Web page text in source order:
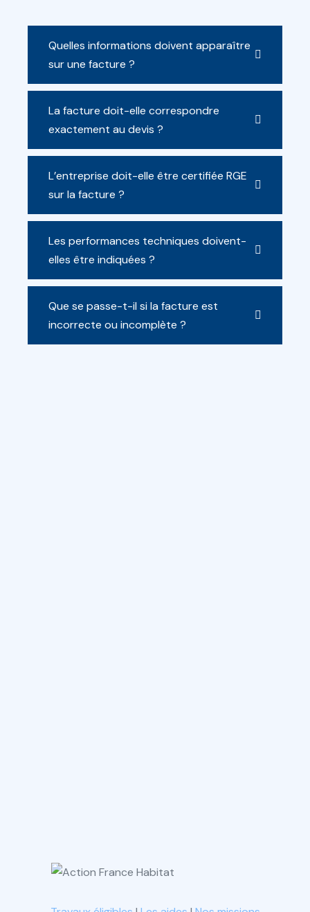
Quelles informations doivent apparaître
sur une facture ?
La facture doit-elle correspondre
exactement au devis ?
L’entreprise doit-elle être certifiée RGE
sur la facture ?
Les performances techniques doivent-
elles être indiquées ?
Que se passe-t-il si la facture est
incorrecte ou incomplète ?